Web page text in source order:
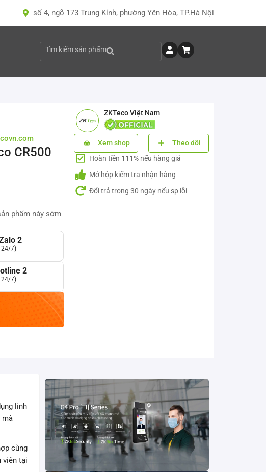
số 4, ngõ 173 Trung Kính, phường Yên Hòa, TP.Hà Nội
Tìm kiếm sản phẩm
CR500
phẩm này sớm
2
24/7)
2
24/7)
ZKTeco Việt Nam
Xem shop
Theo dõi
Hoàn tiền 111% nếu hàng giả
Mở hộp kiểm tra nhận hàng
Đổi trả trong 30 ngày nếu sp lỗi
linh
mà
cùng
viên tại